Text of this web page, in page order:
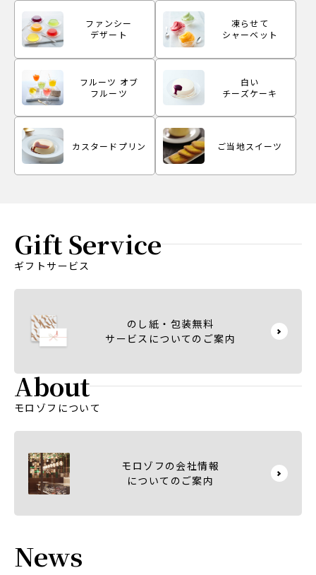
ファンシー
デザート
凍らせて
シャーベット
フルーツ オブ
フルーツ
白い
チーズケーキ
カスタードプリン ご当地スイーツ
Gift Service
ギフトサービス
のし紙・包装無料
サービス についてのご案内
About
モロゾフについて
モロゾフの会社情報
についてのご案内
News